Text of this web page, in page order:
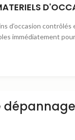
d’occasion contrôlés
immédiatement
dépannage